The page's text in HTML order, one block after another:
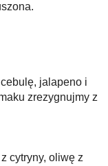
jalapeno i
zrezygnujmy z
cytryny, oliwę z